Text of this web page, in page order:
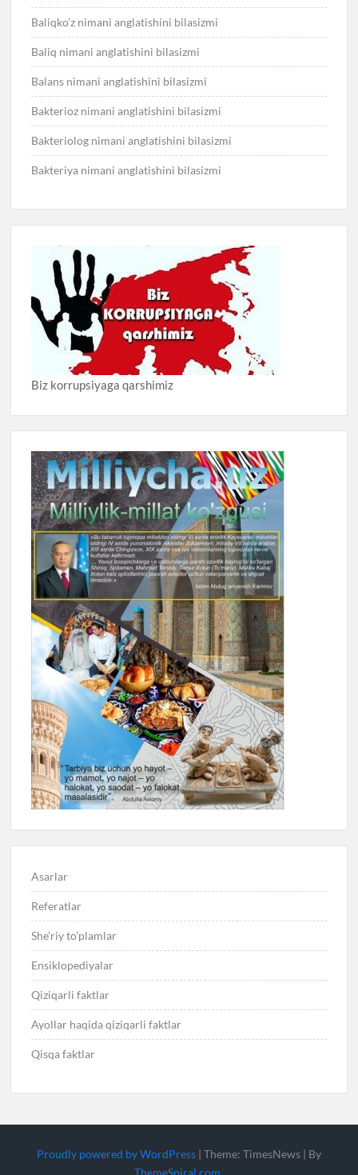
Baliqko’z nimani anglatishini bilasizmi
Baliq nimani anglatishini bilasizmi
Balans nimani anglatishini bilasizmi
Bakterioz nimani anglatishini bilasizmi
Bakteriolog nimani anglatishini bilasizmi
Bakteriya nimani anglatishini bilasizmi
Biz korrupsiyaga qarshimiz
Asarlar
Referatlar
She’riy to’plamlar
Ensiklopediyalar
Qiziqarli faktlar
Ayollar haqida qiziqarli faktlar
Qisqa faktlar
Proudly powered by WordPress | Theme: TimesNews | By
ThemeSpiral.com